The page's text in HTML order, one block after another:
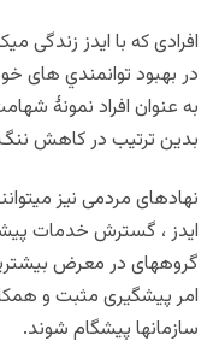
افرادی که با ایدز زندگی
در بهبود توانمندي های
به عنوان افراد نمونۀ
بدین ترتیب در کاهش
نهادهای مردمی نیز
ایدز ، گسترش خدمات
گروههای در معرض
امر پیشگیری مثبت و
سازمانها پیشگام شوند.